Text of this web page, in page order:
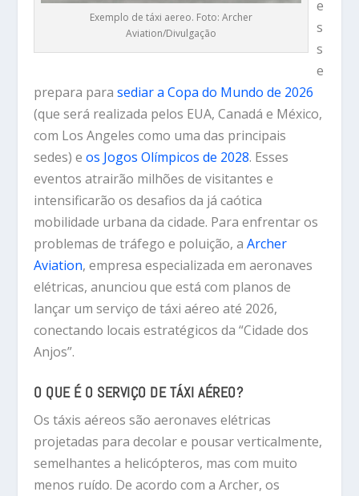
Exemplo de táxi aereo. Foto: Archer
Aviation/Divulgação
e
s
s
e
prepara parasediar a Copa do Mundo de 2026
(que será realizada pelos EUA, Canadá e México,
com Los Angeles como uma das principais
sedes) eos Jogos Olímpicos de 2028. Esses
eventos atrairão milhões de visitantes e
intensificarão os desafios da já caótica
mobilidade urbana da cidade. Para enfrentar os
problemas de tráfego e poluição, a Archer
Aviation, empresa especializada em aeronaves
elétricas, anunciou que está com planos de
lançar um serviço de táxi aéreo até 2026,
conectando locais estratégicos da “Cidade dos
Anjos”.
O QUE É O SERVIÇO DE TÁXI AÉREO?
Os táxis aéreos são aeronaves elétricas
projetadas para decolar e pousar verticalmente,
semelhantes a helicópteros, mas com muito
menos ruído. De acordo com a Archer, os